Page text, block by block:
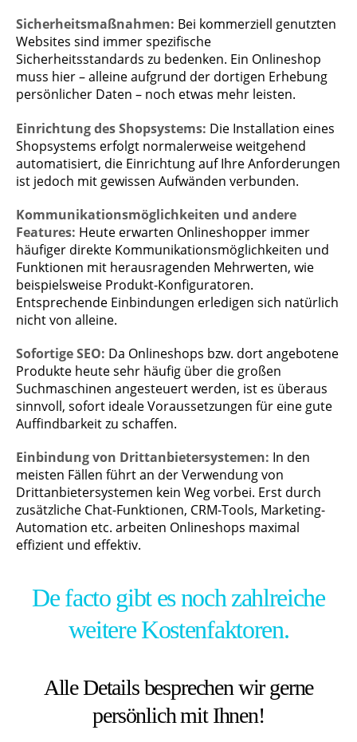
Sicherheitsmaßnahmen: Bei kommerziell genutzten
Websites sind immer spezifische
Sicherheitsstandards zu bedenken. Ein Onlineshop
muss hier – alleine aufgrund der dortigen Erhebung
persönlicher Daten – noch etwas mehr leisten.
Einrichtung des Shopsystems: Die Installation eines
Shopsystems erfolgt normalerweise weitgehend
automatisiert, die Einrichtung auf Ihre Anforderungen
ist jedoch mit gewissen Aufwänden verbunden.
Kommunikationsmöglichkeiten und andere
Features: Heute erwarten Onlineshopper immer
häufiger direkte Kommunikationsmöglichkeiten und
Funktionen mit herausragenden Mehrwerten, wie
beispielsweise Produkt-Konfiguratoren.
Entsprechende Einbindungen erledigen sich natürlich
nicht von alleine.
Sofortige SEO: Da Onlineshops bzw. dort angebotene
Produkte heute sehr häufig über die großen
Suchmaschinen angesteuert werden, ist es überaus
sinnvoll, sofort ideale Voraussetzungen für eine gute
Auffindbarkeit zu schaffen.
Einbindung von Drittanbietersystemen: In den
meisten Fällen führt an der Verwendung von
Drittanbietersystemen kein Weg vorbei. Erst durch
zusätzliche Chat-Funktionen, CRM-Tools, Marketing-
Automation etc. arbeiten Onlineshops maximal
effizient und effektiv.
De facto gibt es noch zahlreiche
weitere Kostenfaktoren.
Alle Details besprechen wir gerne
persönlich mit Ihnen!